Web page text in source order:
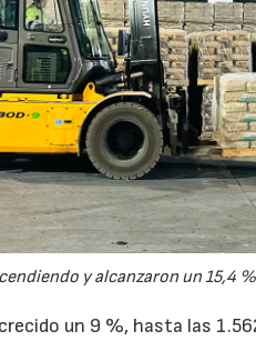
y alcanzaron un 15,4
un 9 %, hasta las